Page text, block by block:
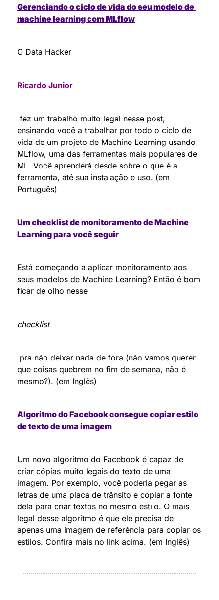
Gerenciando o ciclo de vida do seu modelo de
machine learning com MLflow
O Data Hacker
Ricardo Junior
ensinando você a trabalhar por todo o ciclo de
vida de um projeto de Machine Learning usando
MLflow, uma das ferramentas mais populares de
ML. Você aprenderá desde sobre o que é a
ferramenta, até sua instalação e uso. (em
Português)
Um checklist de monitoramento de Machine
Learning para você seguir
Está começando a aplicar monitoramento aos
seus modelos de Machine Learning? Então é bom
ficar de olho nesse
checklist
que coisas quebrem no fim de semana, não é
mesmo?). (em Inglês)
Algoritmo do Facebook consegue copiar estilo
de texto de uma imagem
Um novo algoritmo do Facebook é capaz de
criar cópias muito legais do texto de uma
imagem. Por exemplo, você poderia pegar as
letras de uma placa de trânsito e copiar a fonte
dela para criar textos no mesmo estilo. O mais
legal desse algoritmo é que ele precisa de
apenas uma imagem de referência para copiar os
estilos. Confira mais no link acima. (em Inglês)